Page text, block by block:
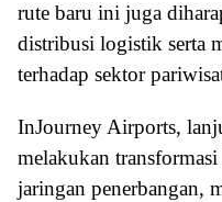
rute baru ini juga
distribusi logistik serta
terhadap sektor
InJourney Airports,
melakukan
jaringan penerbangan,